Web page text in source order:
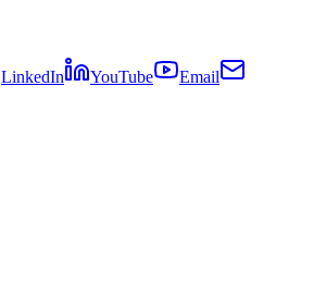
LinkedIn YouTube Email